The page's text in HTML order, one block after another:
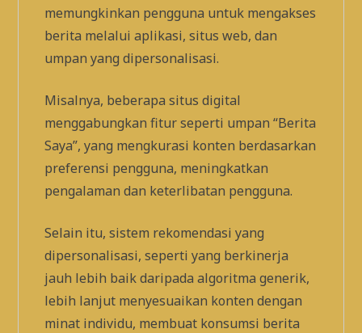
memungkinkan pengguna untuk mengakses
berita melalui aplikasi, situs web, dan
umpan yang dipersonalisasi.
Misalnya, beberapa situs digital
menggabungkan fitur seperti umpan “Berita
Saya”, yang mengkurasi konten berdasarkan
preferensi pengguna, meningkatkan
pengalaman dan keterlibatan pengguna.
Selain itu, sistem rekomendasi yang
dipersonalisasi, seperti yang berkinerja
jauh lebih baik daripada algoritma generik,
lebih lanjut menyesuaikan konten dengan
minat individu, membuat konsumsi berita